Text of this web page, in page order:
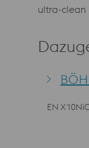
ultra-clean
EN